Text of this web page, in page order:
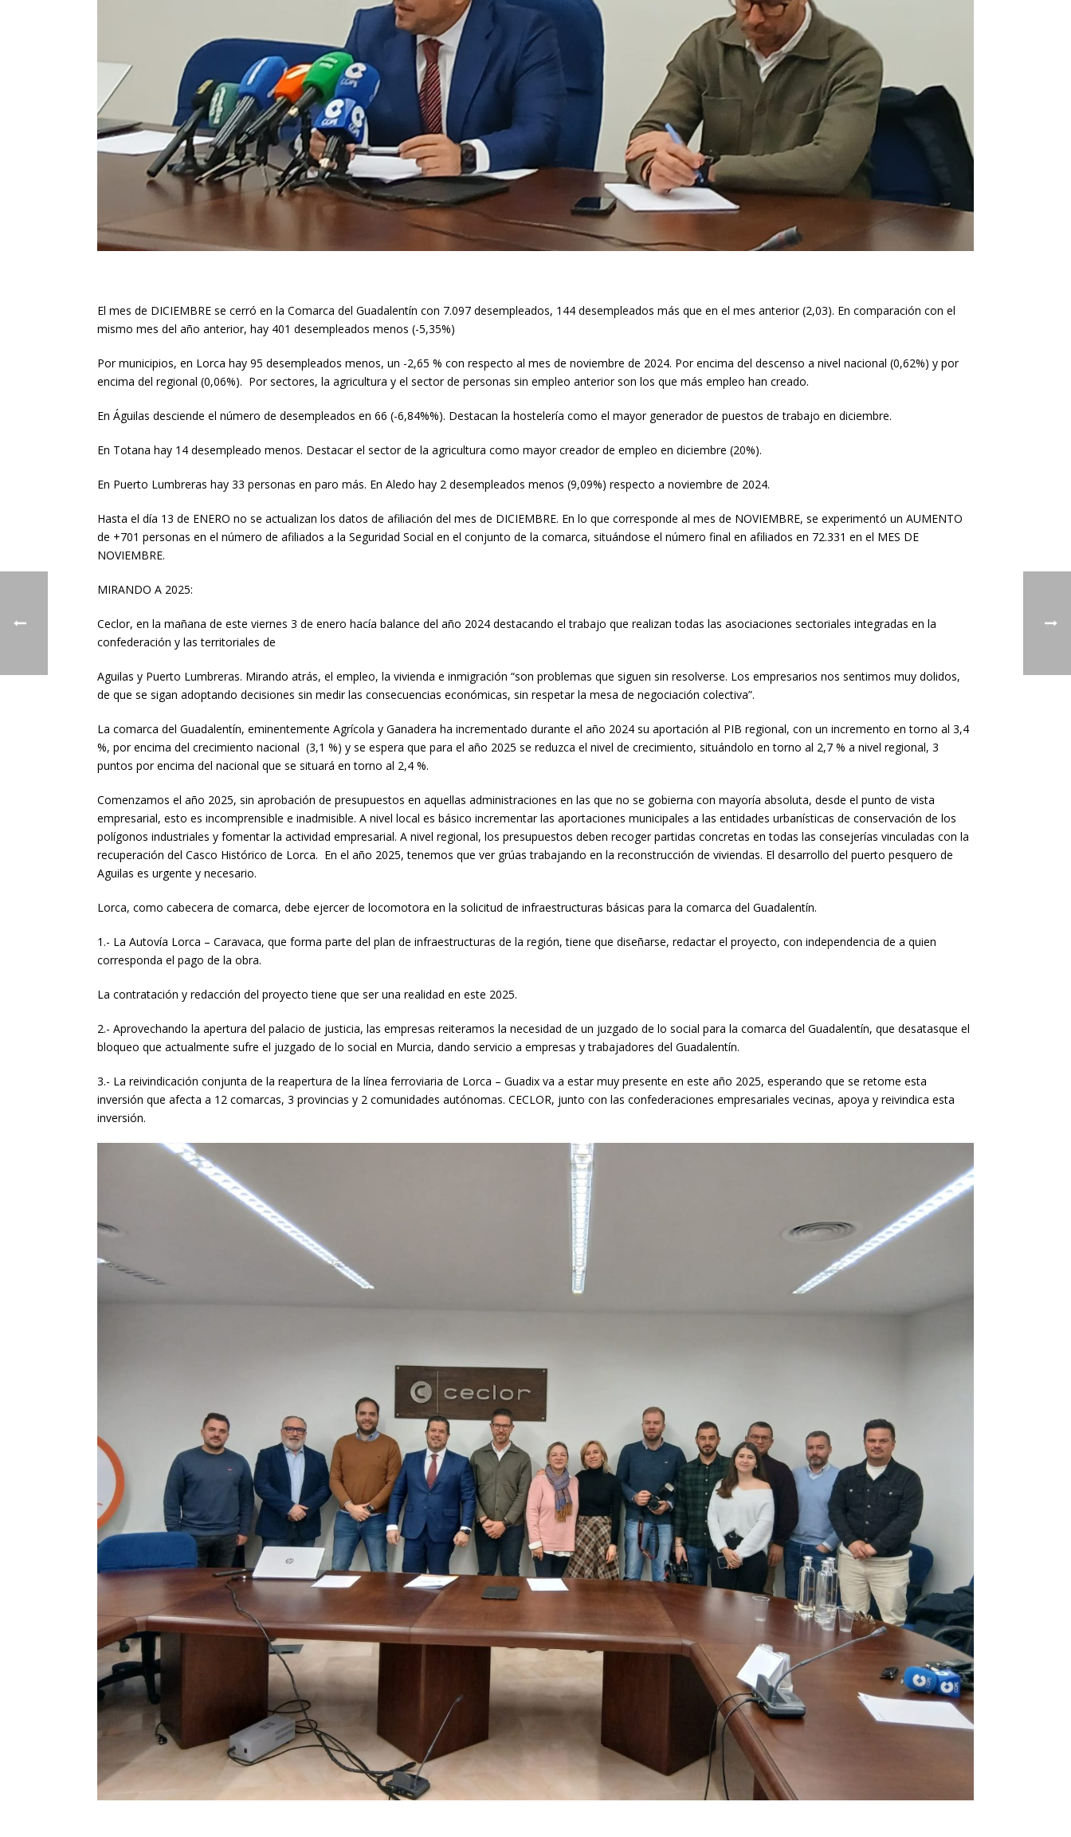
El mes de DICIEMBRE se cerró en la Comarca del Guadalentín con 7.097 desempleados, 144 desempleados más que en el mes anterior (2,03). En comparación con el
mismo mes del año anterior, hay 401 desempleados menos (-5,35%)
Por municipios, en Lorca hay 95 desempleados menos, un -2,65 % con respecto al mes de noviembre de 2024. Por encima del descenso a nivel nacional (0,62%) y por
encima del regional (0,06%). Por sectores, la agricultura y el sector de personas sin empleo anterior son los que más empleo han creado.
En Águilas desciende el número de desempleados en 66 (-6,84%%). Destacan la hostelería como el mayor generador de puestos de trabajo en diciembre.
En Totana hay 14 desempleado menos. Destacar el sector de la agricultura como mayor creador de empleo en diciembre (20%).
En Puerto Lumbreras hay 33 personas en paro más. En Aledo hay 2 desempleados menos (9,09%) respecto a noviembre de 2024.
Hasta el día 13 de ENERO no se actualizan los datos de afiliación del mes de DICIEMBRE. En lo que corresponde al mes de NOVIEMBRE, se experimentó un AUMENTO
de +701 personas en el número de afiliados a la Seguridad Social en el conjunto de la comarca, situándose el número final en afiliados en 72.331 en el MES DE
NOVIEMBRE.
MIRANDO A 2025:
Ceclor, en la mañana de este viernes 3 de enero hacía balance del año 2024 destacando el trabajo que realizan todas las asociaciones sectoriales integradas en la
confederación y las territoriales de
Aguilas y Puerto Lumbreras. Mirando atrás, el empleo, la vivienda e inmigración “son problemas que siguen sin resolverse. Los empresarios nos sentimos muy dolidos,
de que se sigan adoptando decisiones sin medir las consecuencias económicas, sin respetar la mesa de negociación colectiva”.
La comarca del Guadalentín, eminentemente Agrícola y Ganadera ha incrementado durante el año 2024 su aportación al PIB regional, con un incremento en torno al 3,4
%, por encima del crecimiento nacional (3,1 %) y se espera que para el año 2025 se reduzca el nivel de crecimiento, situándolo en torno al 2,7 % a nivel regional, 3
puntos por encima del nacional que se situará en torno al 2,4 %.
Comenzamos el año 2025, sin aprobación de presupuestos en aquellas administraciones en las que no se gobierna con mayoría absoluta, desde el punto de vista
empresarial, esto es incomprensible e inadmisible. A nivel local es básico incrementar las aportaciones municipales a las entidades urbanísticas de conservación de los
polígonos industriales y fomentar la actividad empresarial. A nivel regional, los presupuestos deben recoger partidas concretas en todas las consejerías vinculadas con la
recuperación del Casco Histórico de Lorca. En el año 2025, tenemos que ver grúas trabajando en la reconstrucción de viviendas. El desarrollo del puerto pesquero de
Aguilas es urgente y necesario.
Lorca, como cabecera de comarca, debe ejercer de locomotora en la solicitud de infraestructuras básicas para la comarca del Guadalentín.
1.- La Autovía Lorca – Caravaca, que forma parte del plan de infraestructuras de la región, tiene que diseñarse, redactar el proyecto, con independencia de a quien
corresponda el pago de la obra.
La contratación y redacción del proyecto tiene que ser una realidad en este 2025.
2.- Aprovechando la apertura del palacio de justicia, las empresas reiteramos la necesidad de un juzgado de lo social para la comarca del Guadalentín, que desatasque el
bloqueo que actualmente sufre el juzgado de lo social en Murcia, dando servicio a empresas y trabajadores del Guadalentín.
3.- La reivindicación conjunta de la reapertura de la línea ferroviaria de Lorca – Guadix va a estar muy presente en este año 2025, esperando que se retome esta
inversión que afecta a 12 comarcas, 3 provincias y 2 comunidades autónomas. CECLOR, junto con las confederaciones empresariales vecinas, apoya y reivindica esta
inversión.